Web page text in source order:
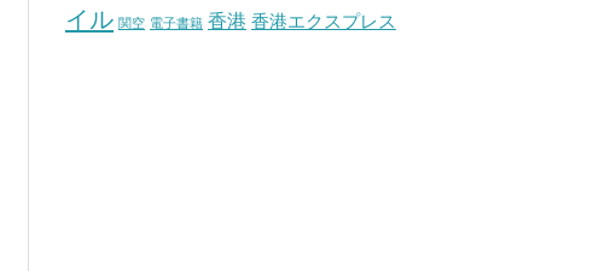
イル 関空 電子書籍 香港 香港エクスプレス